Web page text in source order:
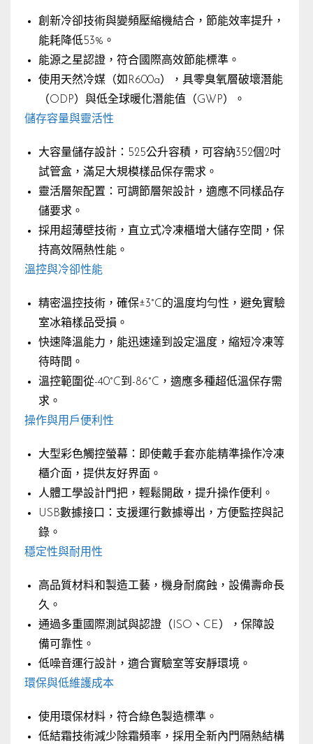
創新冷卻技術與變頻壓縮機結合，節能效率提升，
能耗降低53%。
能源之星認證，符合國際高效節能標準。
使用天然冷媒（如R600a），具零臭氧層破壞潛能
（ODP）與低全球暖化潛能值（GWP）。
儲存容量與靈活性
大容量儲存設計：525公升容積，可容納352個2吋
試管盒，滿足大規模樣品保存需求。
靈活層架配置：可調節層架設計，適應不同樣品存
儲要求。
採用超薄壁技術，直立式冷凍櫃增大儲存空間，保
持高效隔熱性能。
溫控與冷卻性能
精密溫控技術，確保±3°C的溫度均勻性，避免實驗
室冰箱樣品受損。
快速降溫能力，能迅速達到設定溫度，縮短冷凍等
待時間。
溫控範圍從-40°C到-86°C，適應多種超低溫保存需
求。
操作與用戶便利性
大型彩色觸控螢幕：即使戴手套亦能精準操作冷凍
櫃介面，提供友好界面。
人體工學設計門把，輕鬆開啟，提升操作便利。
USB數據接口：支援運行數據導出，方便監控與記
錄。
穩定性與耐用性
高品質材料和製造工藝，機身耐腐蝕，設備壽命長
久。
通過多重國際測試與認證（ISO、CE），保障設
備可靠性。
低噪音運行設計，適合實驗室等安靜環境。
環保與低維護成本
使用環保材料，符合綠色製造標準。
低結霜技術減少除霜頻率，採用全新內門隔熱結構